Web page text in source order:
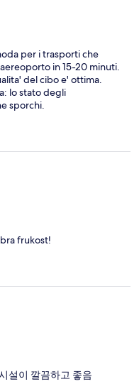
per i trasporti che
in 15-20 minuti.
del cibo e' ottima.
lo stato degli
sporchi.
frukost!
설이 깔끔하고 좋음